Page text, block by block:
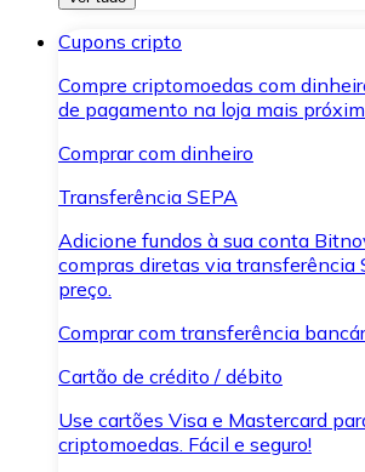
Cupons cripto
Compre criptomoedas com
de pagamento na loja mais
Comprar com dinheiro
Transferência SEPA
Adicione fundos à sua conta
compras diretas via transferência
preço.
Comprar com transferência
Cartão de crédito / débito
Use cartões Visa e Mastercard
criptomoedas. Fácil e seguro!